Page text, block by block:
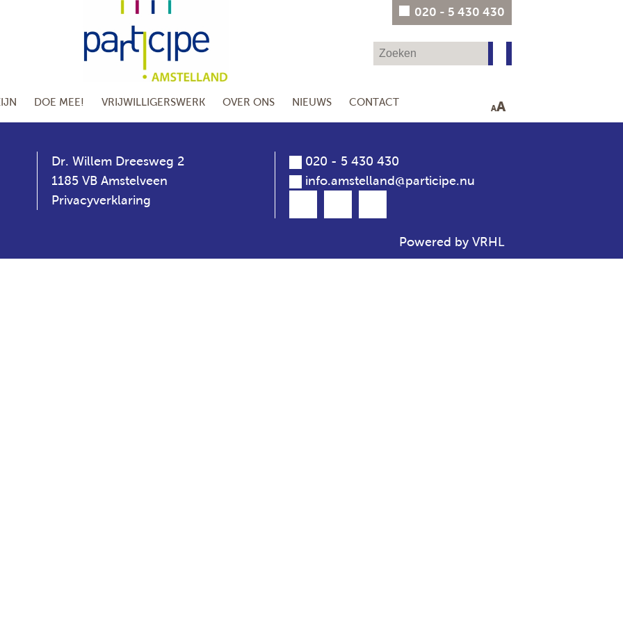
020 - 5 430 430
DOE MEE! VRIJWILLIGERSWERK OVER ONS NIEUWS CONTACT
AA
Dr. Willem Dreesweg 2
1185 VB Amstelveen
Privacyverklaring
020 - 5 430 430
info.amstelland@participe.nu
Powered by VRHL